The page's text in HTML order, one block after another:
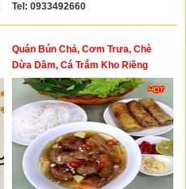
Tel: 0933492660
Quán Bún Chả, Cơm Trưa, Chè
Dừa Dầm, Cá Trắm Kho Riềng